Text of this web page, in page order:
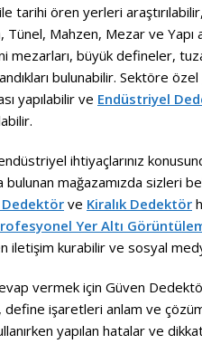
ile tarihi ören yerleri
Mahzen, Mezar ve Yapı
mezarları, büyük defineler,
bulunabilir. Sektöre
yapılabilir ve Endüstriyel
ihtiyaçlarınız
mağazamızda sizleri
Dedektör ve Kiralık Dedektör
Yer Altı
kurabilir ve sosyal
vermek için Güven
işaretleri anlam ve
yapılan hatalar ve